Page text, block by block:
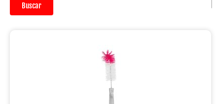
Buscar